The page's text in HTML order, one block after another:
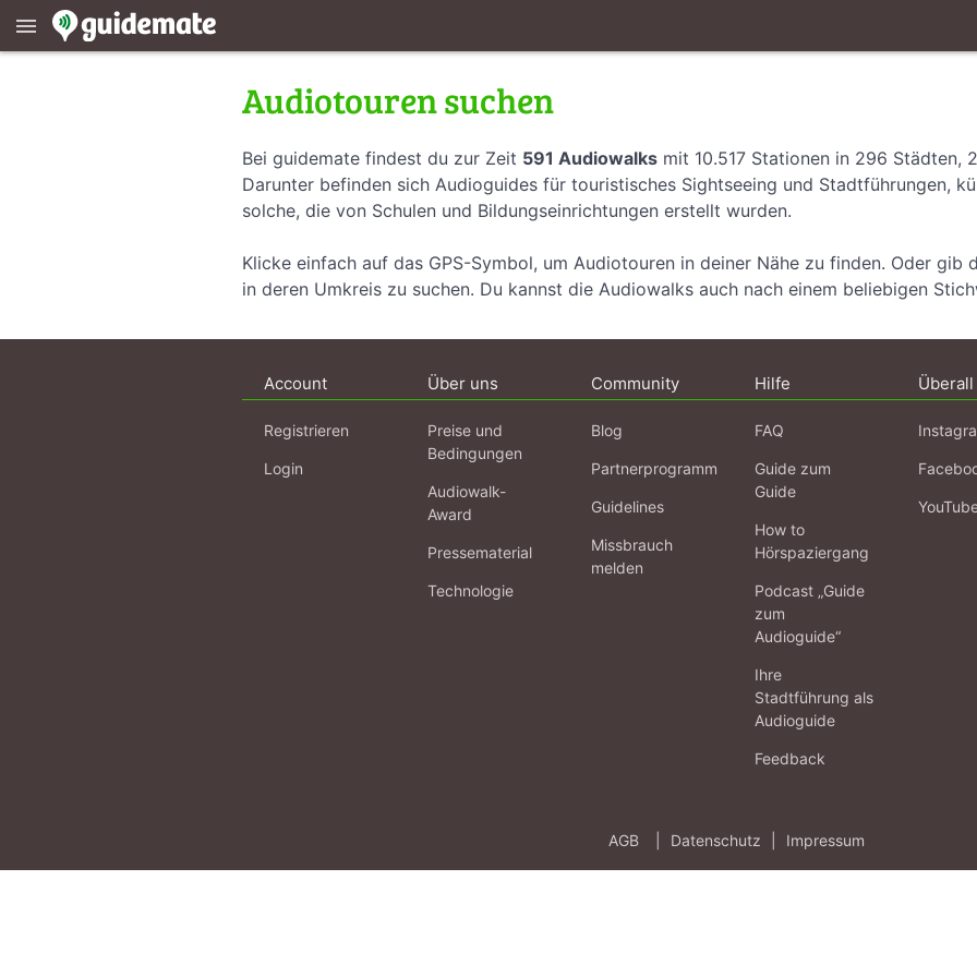
menu
Audiotouren suchen
Bei guidemate findest du zur Zeit 591 Audiowalks mit 10.517 Stationen in 296 Städten,
Darunter befinden sich Audioguides für touristisches Sightseeing und Stadtführungen,
solche, die von Schulen und Bildungseinrichtungen erstellt wurden.
Klicke einfach auf das GPS-Symbol, um Audiotouren in deiner Nähe zu finden. Oder gib
in deren Umkreis zu suchen. Du kannst die Audiowalks auch nach einem beliebigen
Account
Registrieren
Login
Über uns
Preise und
Bedingungen
Audiowalk-
Award
Pressematerial
Technologie
Community
Blog
Partnerprogramm
Guidelines
Missbrauch
melden
Hilfe
FAQ
Guide zum
Guide
How to
Hörspaziergang
Podcast „Guide
zum
Audioguide“
Ihre
Stadtführung als
Audioguide
Feedback
Überall
AGB Datenschutz Impressum